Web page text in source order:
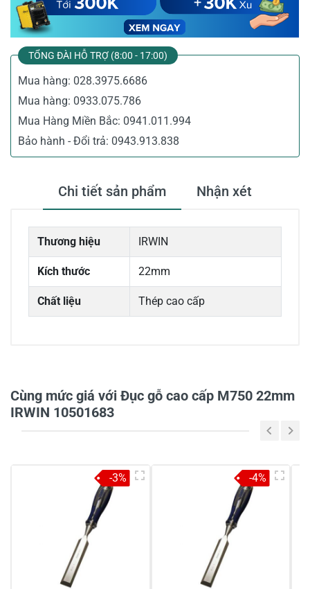
TỔNG ĐÀI HỖ TRỢ (8:00 - 17:00)
Mua hàng: 028.3975.6686
Mua hàng: 0933.075.786
Mua Hàng Miền Bắc: 0941.011.994
Bảo hành - Đổi trả: 0943.913.838
Chi tiết sản phẩm Nhận xét
Thương hiệu IRWIN
Kích thước 22mm
Chất liệu Thép cao cấp
Chia sẻ nhận xét về sản phẩm
Cùng mức giá với Đục gỗ cao cấp M750 22mm
IRWIN 10501683
-3% -4%